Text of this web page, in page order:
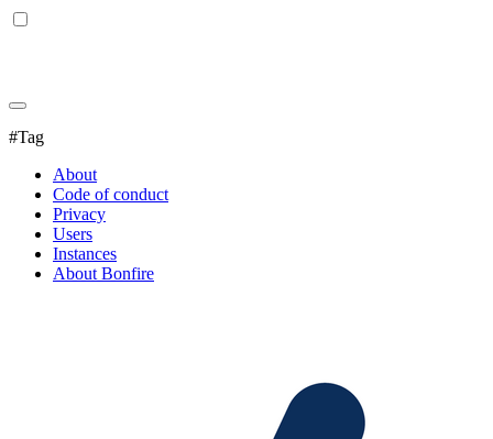
#Tag
About
Code of conduct
Privacy
Users
Instances
About Bonfire